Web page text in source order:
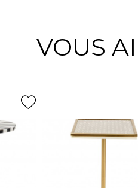
VOUS